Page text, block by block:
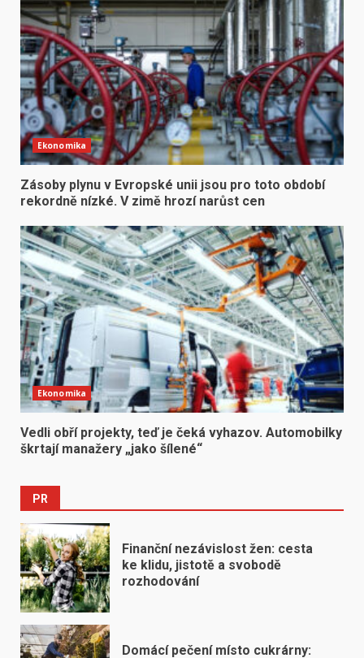
Ekonomika
Zásoby plynu v Evropské unii jsou pro toto období
rekordně nízké. V zimě hrozí narůst cen
Ekonomika
Vedli obří projekty, teď je čeká vyhazov. Automobilky
škrtají manažery „jako šílené“
PR
Finanční nezávislost žen: cesta
ke klidu, jistotě a svobodě
rozhodování
Domácí pečení místo cukrárny: